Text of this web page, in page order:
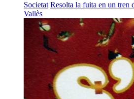
Societat Resolta la fuita en un tren
Vallès